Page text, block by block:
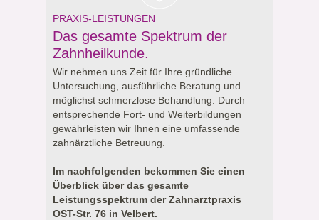
PRAXIS-LEISTUNGEN
Das gesamte Spektrum der
Zahnheilkunde.
Wir nehmen uns Zeit für Ihre gründliche
Untersuchung, ausführliche Beratung und
möglichst schmerzlose Behandlung. Durch
entsprechende Fort- und Weiterbildungen
gewährleisten wir Ihnen eine umfassende
zahnärztliche Betreuung.
Im nachfolgenden bekommen Sie einen
Überblick über das gesamte
Leistungsspektrum der Zahnarztpraxis
OST-Str. 76 in Velbert.